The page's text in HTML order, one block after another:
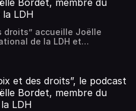
Bordet, membre du
LDH
droits” accueille Joëlle
de la LDH et
sur son expérience
défavorisés.Dans cette
et des droits”, le podcast
Bordet, membre du
LDH